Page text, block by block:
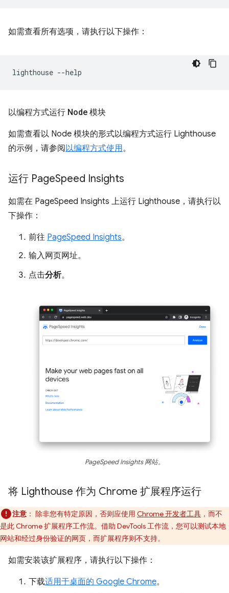
如需查看所有选项，请执行以下操作：
lighthouse
以编程方式运行 Node 模块
如需查看以 Node 模块的形式以编程方式运行 Lighthouse
的示例，请参阅以编程方式使用。
运行 PageSpeed Insights
如需在 PageSpeed Insights 上运行 Lighthouse，请执行以
下操作：
前往 PageSpeed Insights。
输入网页网址。
点击分析。
PageSpeed Insights 网站。
将 Lighthouse 作为 Chrome 扩展程序运行
注意 ： 除非您有特定原因，否则应使用 Chrome 开发者工具 ，而不
是此 Chrome 扩展程序工作流。借助 DevTools 工作流，您可以测试本地
网站和经过身份验证的网页，而扩展程序则不支持。
如需安装该扩展程序，请执行以下操作：
下载适用于桌面的 Google Chrome。